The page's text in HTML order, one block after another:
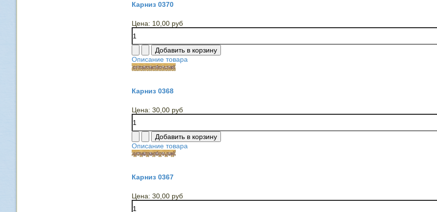
Карниз 0370
Цена: 10,00 руб
Описание товара
Карниз 0368
Цена: 30,00 руб
Описание товара
Карниз 0367
Цена: 30,00 руб